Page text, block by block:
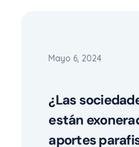
Mayo 6, 2024
¿Las
están
aportes